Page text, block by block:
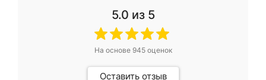
5.0 из 5
На основе 945оценок
Оставить отзыв